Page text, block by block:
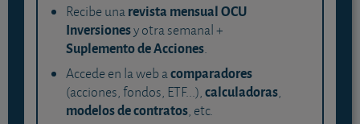
Recibe unarevista mensual OCU
Inversionesy otra semanal +
Suplemento de Acciones.
Accede en la web acomparadores
(acciones, fondos, ETF...),calculadoras,
modelos de contratos, etc.